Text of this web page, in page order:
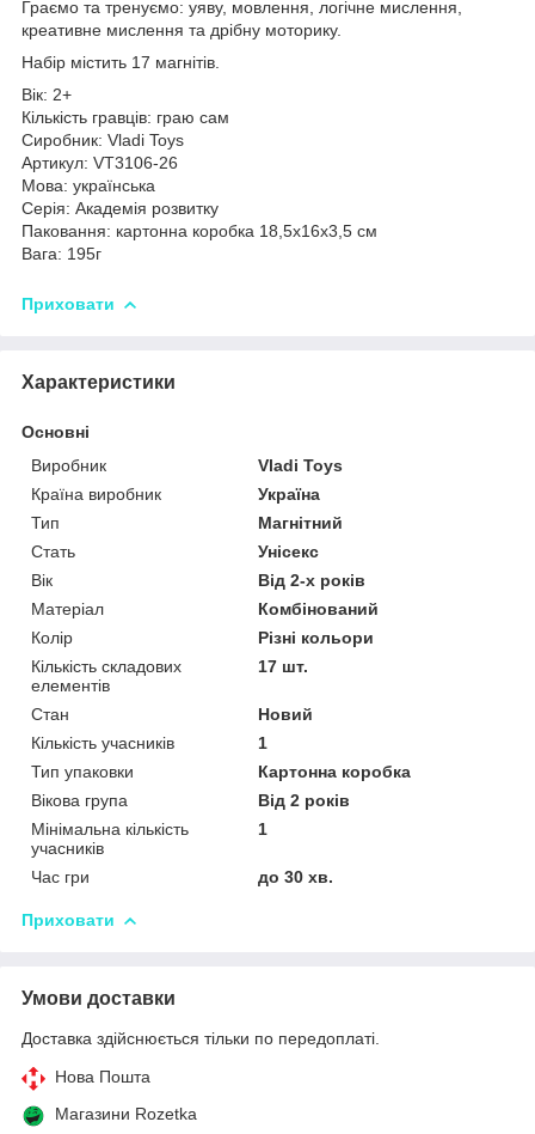
Граємо та тренуємо: уяву, мовлення, логічне мислення,
креативне мислення та дрібну моторику.
Набір містить 17 магнітів.
Вік: 2+
Кількість гравців: граю сам
Сиробник: Vladi Toys
Артикул: VT3106-26
Мова: українська
Серія: Академія розвитку
Паковання: картонна коробка 18,5х16х3,5 см
Вага: 195г
Приховати
Характеристики
Основні
Виробник
Vladi Toys
Країна виробник
Україна
Тип
Магнітний
Стать
Унісекс
Вік
Від 2-х років
Матеріал
Комбінований
Колір
Різні кольори
Кількість складових
елементів
17 шт.
Стан
Новий
Кількість учасників
1
Тип упаковки
Картонна коробка
Вікова група
Від 2 років
Мінімальна кількість
учасників
1
Час гри до 30 хв.
Приховати
Умови доставки
Доставка здійснюється тільки по передоплаті.
Нова Пошта
Магазини Rozetka